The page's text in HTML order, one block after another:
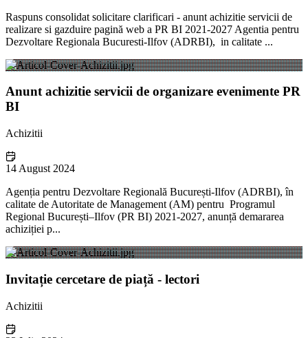
Raspuns consolidat solicitare clarificari - anunt achizitie servicii de
realizare si gazduire pagină web a PR BI 2021-2027 Agentia pentru
Dezvoltare Regionala Bucuresti-Ilfov (ADRBI), in calitate ...
Anunt achizitie servicii de organizare evenimente PR
BI
Achizitii
14 August 2024
Agenția pentru Dezvoltare Regională București-Ilfov (ADRBI), în
calitate de Autoritate de Management (AM) pentru Programul
Regional București–Ilfov (PR BI) 2021-2027, anunță demararea
achiziției p...
Invitație cercetare de piață - lectori
Achizitii